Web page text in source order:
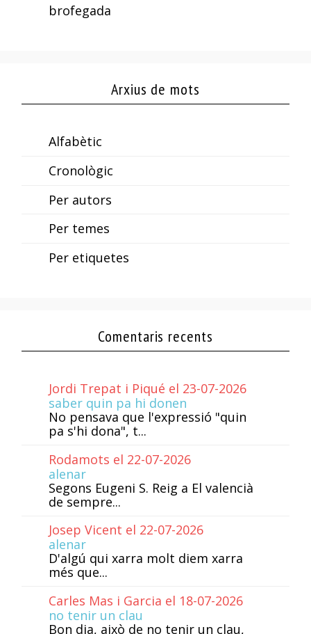
brofegada
Arxius de mots
Alfabètic
Cronològic
Per autors
Per temes
Per etiquetes
Comentaris recents
Jordi Trepat i Piqué el 23-07-2026
saber quin pa hi donen
No pensava que l'expressió "quin
pa s'hi dona", t...
Rodamots el 22-07-2026
alenar
Segons Eugeni S. Reig a El valencià
de sempre...
Josep Vicent el 22-07-2026
alenar
D'algú qui xarra molt diem xarra
més que...
Carles Mas i Garcia el 18-07-2026
no tenir un clau
Bon dia, això de no tenir un clau,